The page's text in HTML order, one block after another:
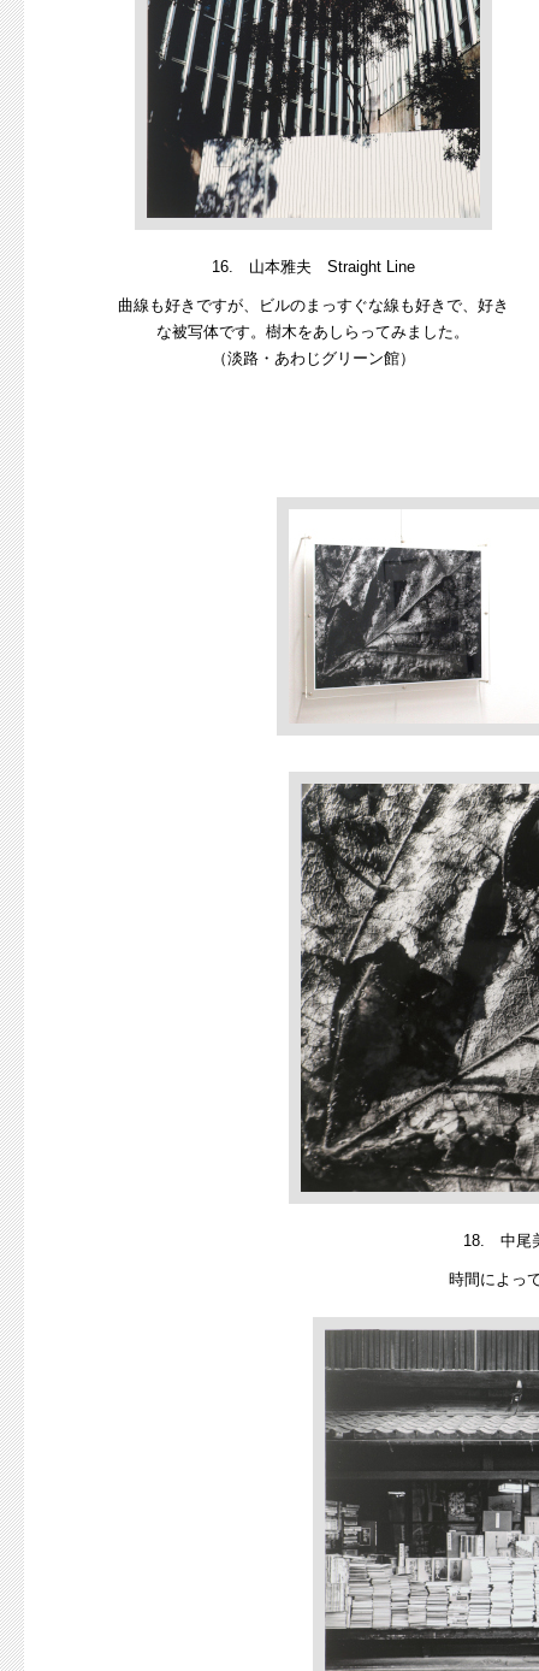
16. 山本雅夫 Straight Line
曲線も好きですが、ビルのまっすぐな線も好きで、好き
な被写体です。樹木をあしらってみました。
（淡路・あわじグリーン館）
18. 中尾
時間によっ